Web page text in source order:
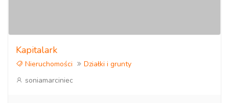
Kapitalark
Nieruchomości
Działki i grunty
soniamarciniec